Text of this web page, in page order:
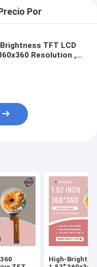
Por
TFT LCD
Resolution ,
High-